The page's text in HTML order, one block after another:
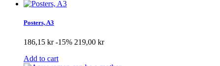
Posters, A3
186,15 kr -15% 219,00 kr
Add to cart